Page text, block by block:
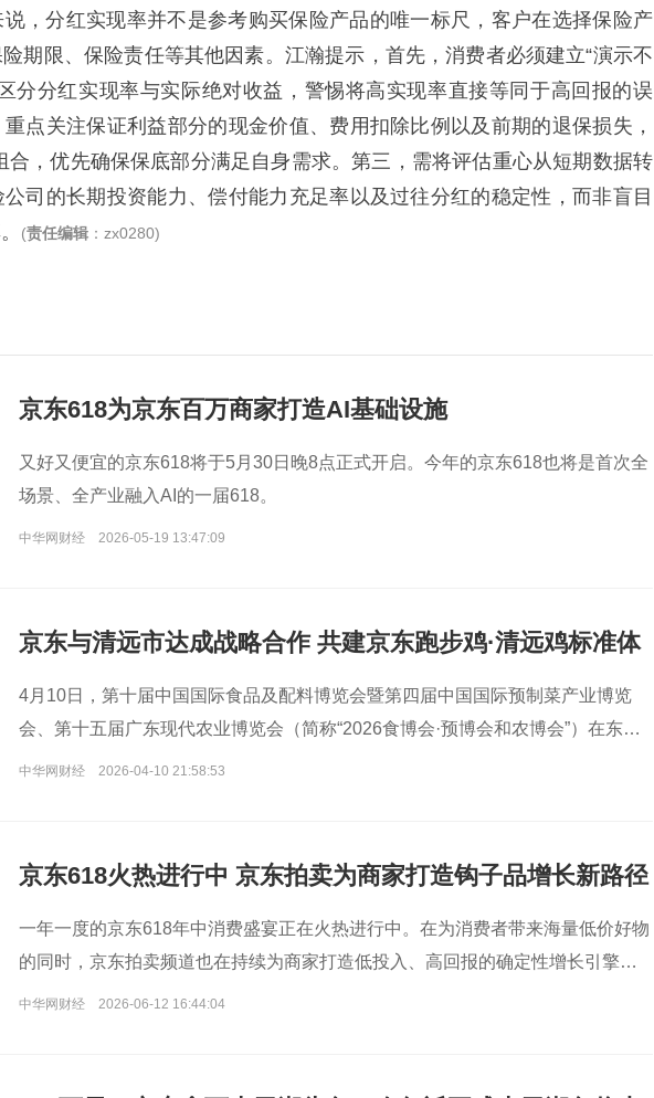
，分红实现率并不是参考购买保险产品的唯一标尺，客户在选择保险产
期限、保险责任等其他因素。江瀚提示，首先，消费者必须建立“演示不
分分红实现率与实际绝对收益，警惕将高实现率直接等同于高回报的误
点关注保证利益部分的现金价值、费用扣除比例以及前期的退保损失，
合，优先确保保底部分满足自身需求。第三，需将评估重心从短期数据转
司的长期投资能力、偿付能力充足率以及过往分红的稳定性，而非盲目
(责任编辑 ：zx0280)
京东618为京东百万商家打造AI基础设施
又好又便宜的京东618将于5月30日晚8点正式开启。今年的京东618也将是首次全
场景、全产业融入AI的一届618。
中华网财经 2026-05-19 13:47:09
京东与清远市达成战略合作 共建京东跑步鸡·清远鸡标准体
系
4月10日，第十届中国国际食品及配料博览会暨第四届中国国际预制菜产业博览
会、第十五届广东现代农业博览会（简称“2026食博会·预博会和农博会”）在东莞
举行。会上，广东省清远市正式与京东达成合作，京东生鲜在清远正式落地京东
龄、运动、无抗、可溯源等标准要求，为用户提供血统纯正、品质卓越、安全可
靠的京东清远跑步鸡。未来，消费者在京东生鲜购买的“京东跑步鸡·清远鸡”，将
会同时贴上京东跑步鸡与地理标志产品清远鸡的双重认证标签。
中华网财经 2026-04-10 21:58:53
京东618火热进行中 京东拍卖为商家打造钩子品增长新路径
一年一度的京东618年中消费盛宴正在火热进行中。在为消费者带来海量低价好物
的同时，京东拍卖频道也在持续为商家打造低投入、高回报的确定性增长引擎。
通过整合频道入口、搜推流量、站外传播、直播运营等全域资源，京东拍卖已成
中华网财经 2026-06-12 16:44:04